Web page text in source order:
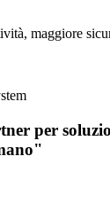
maggiore
per